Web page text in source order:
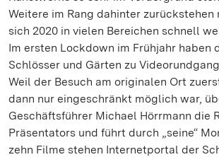
Weitere im Rang dahinter zurückstehen
sich 2020 in vielen Bereichen schnell
Im ersten Lockdown im Frühjahr haben
Schlösser und Gärten zu
Weil der Besuch am originalen Ort
dann nur eingeschränkt möglich war,
Geschäftsführer Michael Hörrmann die
Präsentators und führt durch „seine“
zehn Filme stehen Internetportal der